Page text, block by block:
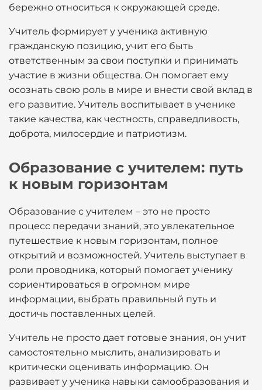
бережно относиться к окружающей среде.
Учитель формирует у ученика активную
гражданскую позицию, учит его быть
ответственным за свои поступки и принимать
участие в жизни общества. Он помогает ему
осознать свою роль в мире и внести свой вклад в
его развитие. Учитель воспитывает в ученике
такие качества, как честность, справедливость,
доброта, милосердие и патриотизм.
Образование с учителем: путь
к новым горизонтам
Образование с учителем – это не просто
процесс передачи знаний, это увлекательное
путешествие к новым горизонтам, полное
открытий и возможностей. Учитель выступает в
роли проводника, который помогает ученику
сориентироваться в огромном мире
информации, выбрать правильный путь и
достичь поставленных целей.
Учитель не просто дает готовые знания, он учит
самостоятельно мыслить, анализировать и
критически оценивать информацию. Он
развивает у ученика навыки самообразования и